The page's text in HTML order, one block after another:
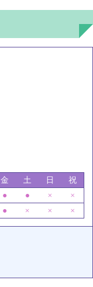
金 土 日
祝
● ● ×
×
● × × ×